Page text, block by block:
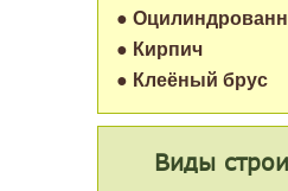
Виды
●
● Кирпич
● Клеёный брус